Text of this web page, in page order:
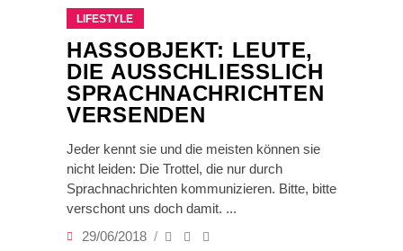
LIFESTYLE
HASSOBJEKT: LEUTE,
DIE AUSSCHLIESSLICH S
PRACHNACHRICHTEN V
ERSENDEN
Jeder kennt sie und die meisten können sie
nicht leiden: Die Trottel, die nur durch
Sprachnachrichten kommunizieren. Bitte, bitte
verschont uns doch damit.
29/06/2018